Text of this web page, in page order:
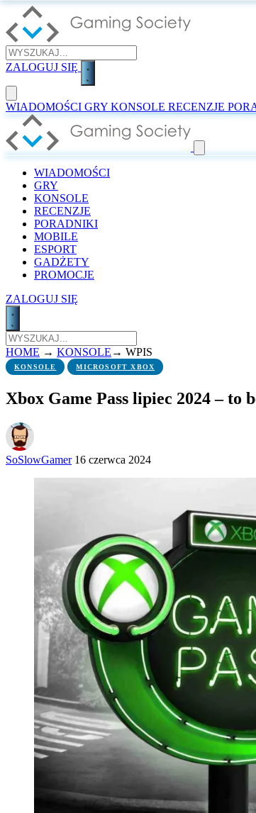
ZALOGUJ SIĘ
WIADOMOŚCI GRY KONSOLE RECENZJE
WIADOMOŚCI
GRY
KONSOLE
RECENZJE
PORADNIKI
MOBILE
ESPORT
GADŻETY
PROMOCJE
ZALOGUJ SIĘ
HOME → KONSOLE → WPIS
KONSOLE MICROSOFT XBOX
Xbox Game Pass lipiec 2024 – to
SoSlowGamer 16 czerwca 2024